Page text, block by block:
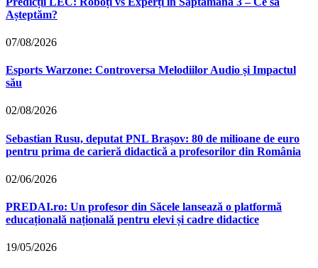
Așteptăm?
07/08/2026
Esports Warzone: Controversa Melodiilor Audio și Impactul
său
02/08/2026
Sebastian Rusu, deputat PNL Brașov: 80 de milioane de euro
pentru prima de carieră didactică a profesorilor din România
02/06/2026
PREDAI.ro: Un profesor din Săcele lansează o platformă
educațională națională pentru elevi și cadre didactice
19/05/2026